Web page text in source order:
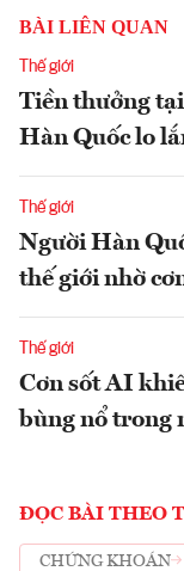
BÀI LIÊN QUAN
Thế giới
Tiền thưởng
Hàn Quốc lo
Thế giới
Người Hàn
thế giới nhờ
Thế giới
Cơn sốt AI
bùng nổ trong
ĐỌC BÀI THEO
CHỨNG KHOÁN